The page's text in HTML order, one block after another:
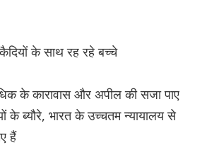
के साथ रह रहे बच्चे
के कारावास और अपील की सजा पाए
के ब्यौरे, भारत के उच्चतम न्यायालय से
हैं